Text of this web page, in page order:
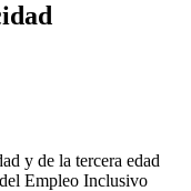
y de la tercera edad
Empleo Inclusivo